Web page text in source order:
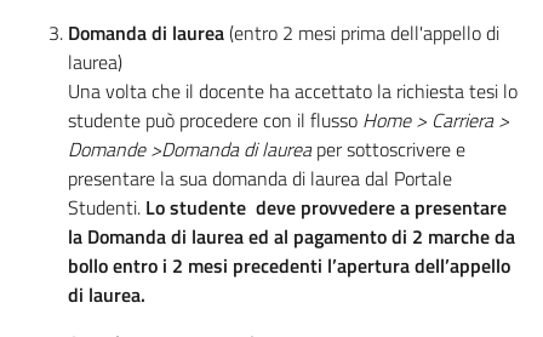
Domanda di laurea(entro 2 mesi prima dell'appello di
laurea)
Una volta che il docente ha accettato la richiesta tesi lo
studente può procedere con il flusso Home > Carriera >
Domande >Domanda di laureaper sottoscrivere e
presentare la sua domanda di laurea dal Portale
Studenti.​ Lo studente deve provvedere a presentare
la Domanda di laurea ed al pagamento di 2 marche da
bollo entro i 2 mesi precedenti l’apertura dell’appello
di laurea.